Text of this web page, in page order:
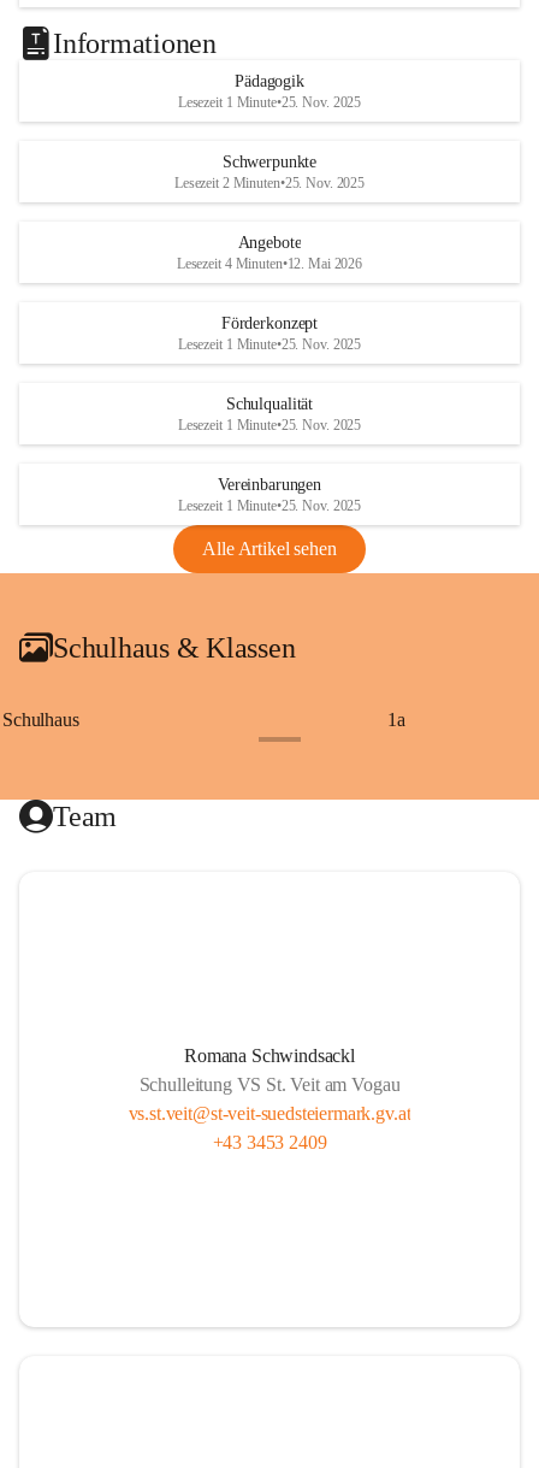
Informationen
Pädagogik
Lesezeit 1 Minute•25. Nov. 2025
Schwerpunkte
Lesezeit 2 Minuten•25. Nov. 2025
Angebote
Lesezeit 4 Minuten•12. Mai 2026
Förderkonzept
Lesezeit 1 Minute•25. Nov. 2025
Schulqualität
Lesezeit 1 Minute•25. Nov. 2025
Vereinbarungen
Lesezeit 1 Minute•25. Nov. 2025
Alle Artikel sehen
Schulhaus & Klassen
Schulhaus 1a
Team
Romana Schwindsackl
Schulleitung VS St. Veit am Vogau
vs.st.veit@st-veit-suedsteiermark.gv.at
+43 3453 2409